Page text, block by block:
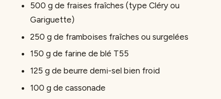
500 g de fraises fraîches (type Cléry ou
Gariguette)
250 g de framboises fraîches ou surgelées
150 g de farine de blé T55
125 g de beurre demi-sel bien froid
100 g de cassonade